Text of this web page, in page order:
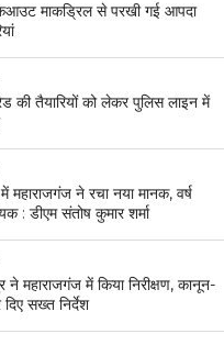
माकड्रिल से परखी गई आपदा
की तैयारियों को लेकर पुलिस लाइन में
महाराजगंज ने रचा नया मानक, वर्ष
: डीएम संतोष कुमार शर्मा
महाराजगंज में किया निरीक्षण, कानून-
सख्त निर्देश